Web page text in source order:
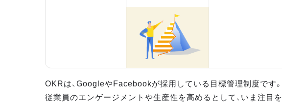
OKRは、GoogleやFacebookが採用している目標管理制度です。
従業員のエンゲージメントや生産性を高めるとして、いま注目を